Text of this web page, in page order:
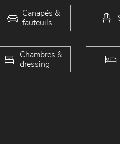
Canapés &
fauteuils
Chambres &
dressing